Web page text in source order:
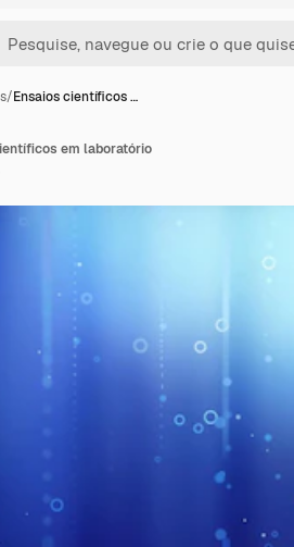
/Ensaios científicos …
em laboratório